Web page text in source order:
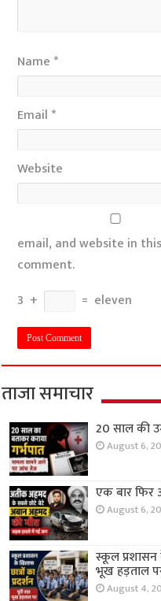
Name *
Email *
Website
email, and website in
comment.
3 + = eleven
ताजा समाचार
20 साल की
August 6,
एक बार फिर
August 6,
स्कूल प्रशासन
भूख हड़ताल
August 4,